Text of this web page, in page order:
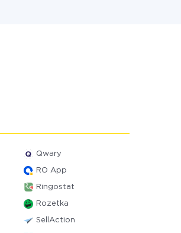
Qwary
RO App
Ringostat
Rozetka
SellAction